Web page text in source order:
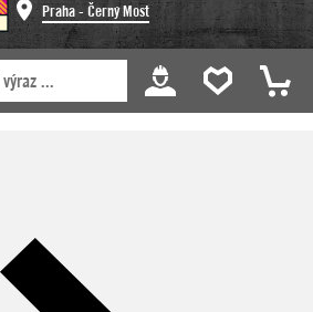
Praha - Černý Most